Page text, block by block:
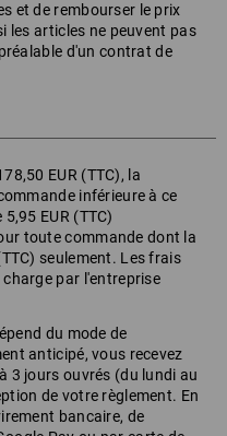
et de rembourser le prix
les articles ne peuvent pas
d'un contrat de
EUR (TTC), la
inférieure à ce
EUR (TTC)
toute commande dont la
seulement. Les frais
par l'entreprise
du mode de
anticipé, vous recevez
3 jours ouvrés (du lundi au
de votre règlement. En
bancaire, de